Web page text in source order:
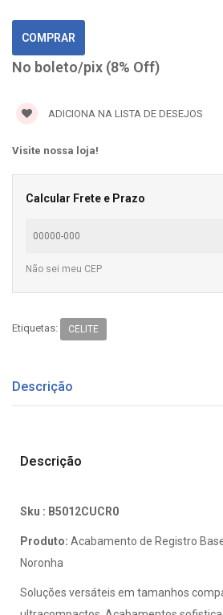
No boleto/pix (8% Off)
ADICIONA NA LISTA DE DESEJOS
Visite nossa loja!
Calcular Frete e Prazo
Não sei meu CEP
Etiquetas: CELITE
Descrição
Descrição
Sku : B5012CUCR0
Produto: Acabamento de Registro
Noronha
Soluções versáteis em tamanhos